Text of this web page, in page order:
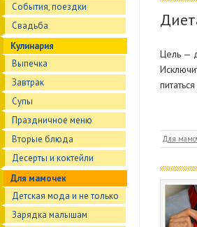
События, поездки
Свадьба
Кулинария
Выпечка
Завтрак
Супы
Праздничное меню
Вторые блюда
Десерты и коктейли
Для мамочек
Детская мода и не только
Зарядка малышам
Цель —
Для